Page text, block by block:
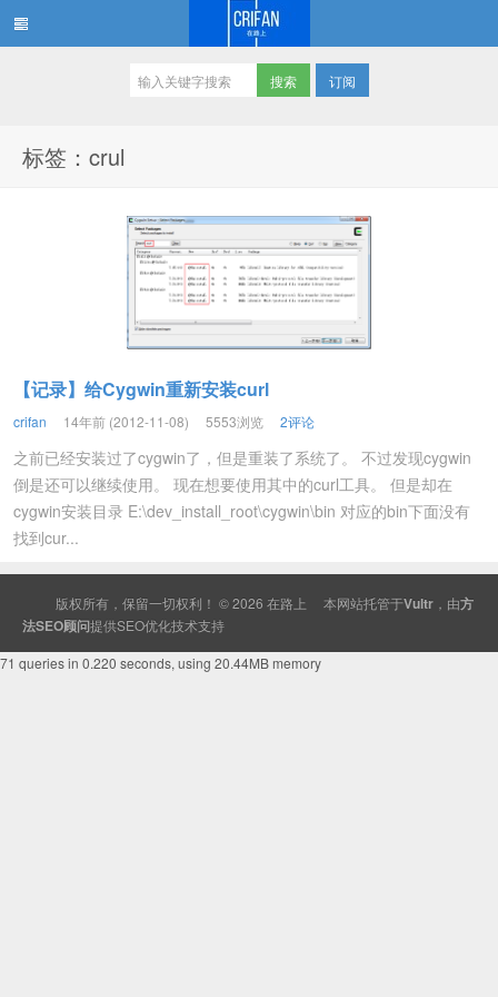
订阅
标签：crul
【记录】给Cygwin重新安装curl
crifan 14年前 (2012-11-08) 5553浏览 2评论
之前已经安装过了cygwin了，但是重装了系统了。 不过发现cygwin
倒是还可以继续使用。 现在想要使用其中的curl工具。 但是却在
cygwin安装目录 E:\dev_install_root\cygwin\bin 对应的bin下面没有
找到cur...
版权所有，保留一切权利！ © 2026 在路上 本网站托管于Vultr ，由方
法SEO顾问提供SEO优化技术支持
71 queries in 0.220 seconds, using 20.44MB memory